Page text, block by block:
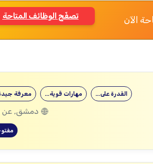
الآن تصفّح الوظائف المتاحة
معرفة مهارات قوية… القدرة على…
دمشق, عن